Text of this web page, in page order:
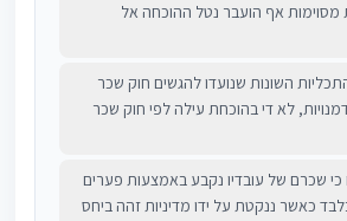
מסוימות אף הועבר נטל ההוכחה אל
התכליות השונות שנועדו להגשים חוק שכר
לא די בהוכחת עילה לפי חוק שכר
כי שכרם של עובדיו נקבע באמצעות פערים
כאשר ננקטת על ידו מדיניות זהה ביחס